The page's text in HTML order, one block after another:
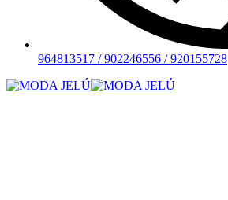
964813517 / 902246556 / 920155728